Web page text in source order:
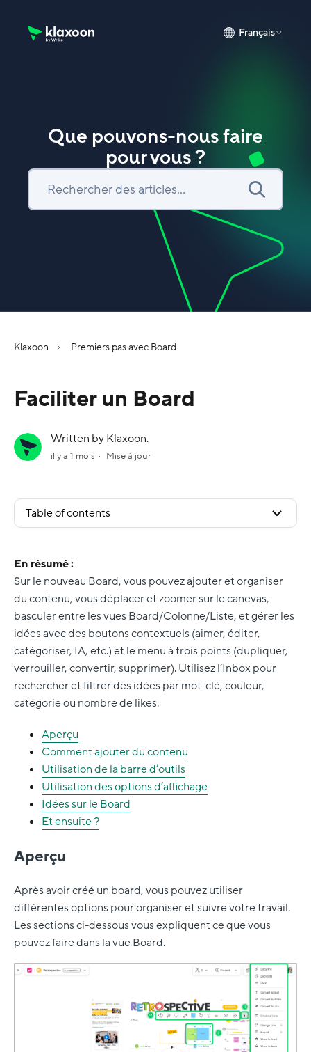
Français
Que pouvons-nous faire
pour vous ?
Klaxoon Premiers pas avec Board
Faciliter un Board
Written by Klaxoon.
il y a 1 mois Mise à jour
Table of contents
En résumé :
Sur le nouveau Board, vous pouvez ajouter et organiser
du contenu, vous déplacer et zoomer sur le canevas,
basculer entre les vues Board/Colonne/Liste, et gérer les
idées avec des boutons contextuels (aimer, éditer,
catégoriser, IA, etc.) et le menu à trois points (dupliquer,
verrouiller, convertir, supprimer). Utilisez l’Inbox pour
rechercher et filtrer des idées par mot-clé, couleur,
catégorie ou nombre de likes.
Aperçu
Comment ajouter du contenu
Utilisation de la barre d’outils
Utilisation des options d’affichage
Idées sur le Board
Et ensuite ?
Aperçu
Après avoir créé un board, vous pouvez utiliser
différentes options pour organiser et suivre votre travail.
Les sections ci-dessous vous expliquent ce que vous
pouvez faire dans la vue Board.